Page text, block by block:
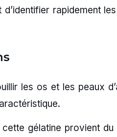
rapidement
les os et les peaux
gélatine provient